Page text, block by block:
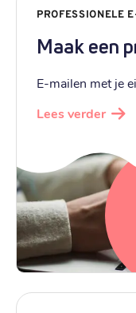
PROFESSIONELE
Maak een
E-mailen met je
Lees verder